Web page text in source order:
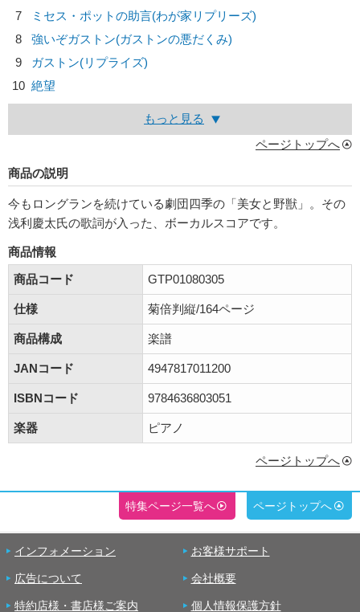
7
ミセス・ポットの助言(わが家リプリーズ)
8
強いぞガストン(ガストンの悪だくみ)
9
ガストン(リプライズ)
10 絶望
もっと見る
ページトップへ
商品の説明
今もロングランを続けている劇団四季の「美女と野獣」。その
浅利慶太氏の歌詞が入った、ボーカルスコアです。
商品情報
商品コード
GTP01080305
仕様 菊倍判縦/164ページ
商品構成 楽譜
JANコード 4947817011200
ISBNコード 9784636803051
楽器 ピアノ
ページトップへ
特集ページ一覧へ ページトップへ
インフォメーション お客様サポート
広告について 会社概要
特約店様・書店様ご案内 個人情報保護方針